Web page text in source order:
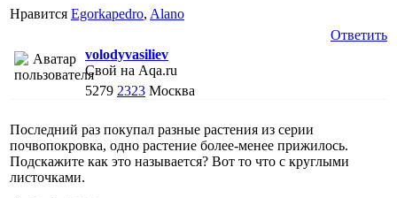
Нравится Egorkapedro, Alano
Ответить
volodyvasiliev
Свой на Aqa.ru
5279 2323 Москва
Последний раз покупал разные растения из серии
почвопокровка, одно растение более-менее прижилось.
Подскажите как это называется? Вот то что с круглыми
листочками.